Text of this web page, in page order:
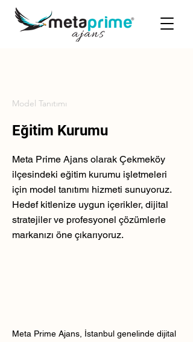
Model Tanıtımı
Eğitim Kurumu
Meta Prime Ajans olarak Çekmeköy
ilçesindeki eğitim kurumu işletmeleri
için model tanıtımı hizmeti sunuyoruz.
Hedef kitlenize uygun içerikler, dijital
stratejiler ve profesyonel çözümlerle
markanızı öne çıkarıyoruz.
Meta Prime Ajans, İstanbul genelinde dijital